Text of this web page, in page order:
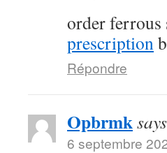
order ferrous
prescription
Répondre
Opbrmk
6 septembre